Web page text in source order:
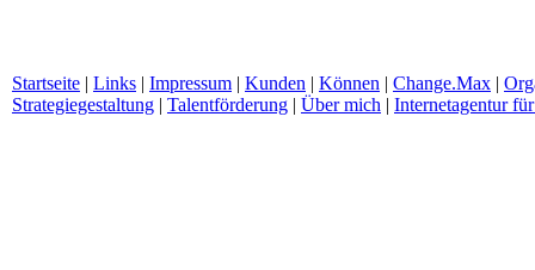
Startseite | Links | Impressum | Kunden | Können | Change.Max |
Strategiegestaltung | Talentförderung | Über mich | Internetagentur